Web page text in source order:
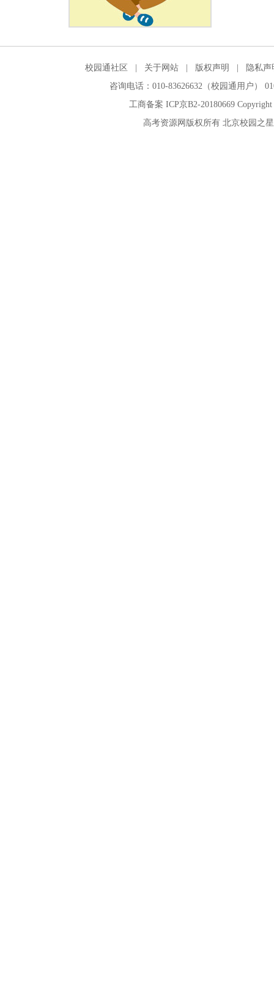
校园通社区 关于网站 版权声明
隐私声
咨询电话：010-83626632（校园通用户）
工商备案 ICP京B2-20180669
高考资源网版权所有 北京校园